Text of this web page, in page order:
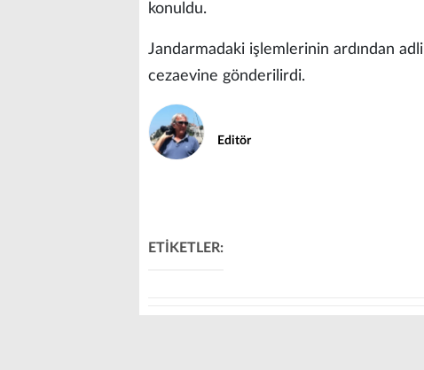
konuldu.
Jandarmadaki işlemlerinin ardından
cezaevine gönderilirdi.
Editör
ETİKETLER: